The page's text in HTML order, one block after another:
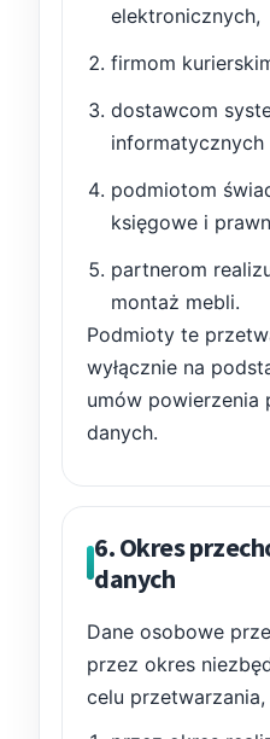
elektronicznych,
firmom
dostawcom
informatycznych
podmiotom
księgowe i
partnerom
montaż mebli.
Podmioty te
wyłącznie na
umów powierzenia
danych.
6. Okres
danych
Dane osobowe
przez okres
celu